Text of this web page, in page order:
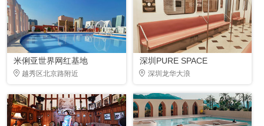
米俐亚世界网红基地
越秀区北京路附近
深圳PURE SPACE
深圳龙华大浪